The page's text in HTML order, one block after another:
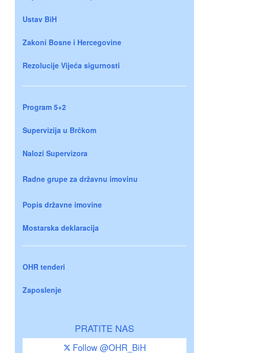
Ustav BiH
Zakoni Bosne i Hercegovine
Rezolucije Vijeća sigurnosti
Program 5+2
Supervizija u Brčkom
Nalozi Supervizora
Radne grupe za državnu imovinu
Popis državne imovine
Mostarska deklaracija
OHR tenderi
Zaposlenje
PRATITE NAS
Follow @OHR_BiH